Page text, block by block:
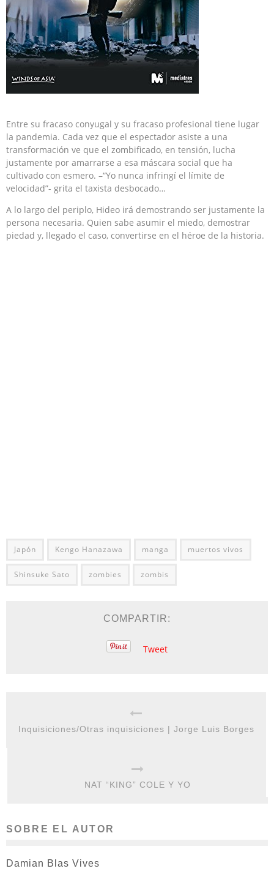
Entre su fracaso conyugal y su fracaso profesional tiene lugar
la pandemia. Cada vez que el espectador asiste a una
transformación ve que el zombificado, en tensión, lucha
justamente por amarrarse a esa máscara social que ha
cultivado con esmero. –“Yo nunca infringí el límite de
velocidad”- grita el taxista desbocado…
A lo largo del periplo, Hideo irá demostrando ser justamente la
persona necesaria. Quien sabe asumir el miedo, demostrar
piedad y, llegado el caso, convertirse en el héroe de la historia.
Japón Kengo Hanazawa manga muertos vivos
Shinsuke Sato zombies zombis
COMPARTIR:
Tweet
Inquisiciones/Otras inquisiciones | Jorge Luis Borges
NAT “KING” COLE Y YO
SOBRE EL AUTOR
Damian Blas Vives